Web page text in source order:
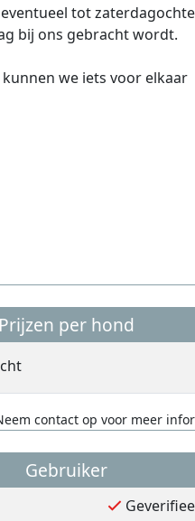
tot
bij ons gebracht wordt.
we iets voor elkaar
Prijzen per hond
contact op voor meer
Gebruiker